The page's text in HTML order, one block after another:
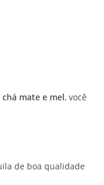
mate e mel, você
de boa qualidade